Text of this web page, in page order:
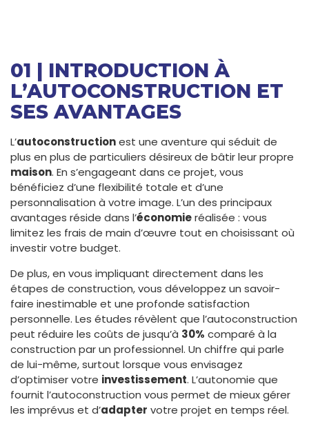
01 | INTRODUCTION À
L’AUTOCONSTRUCTION ET
SES AVANTAGES
L’autoconstructionest une aventure qui séduit de
plus en plus de particuliers désireux de bâtir leur propre
maison. En s’engageant dans ce projet, vous
bénéficiez d’une flexibilité totale et d’une
personnalisation à votre image. L’un des principaux
avantages réside dans l’économieréalisée : vous
limitez les frais de main d’œuvre tout en choisissant où
investir votre budget.
De plus, en vous impliquant directement dans les
étapes de construction, vous développez un savoir-
faire inestimable et une profonde satisfaction
personnelle. Les études révèlent que l’autoconstruction
peut réduire les coûts de jusqu’à 30% comparé à la
construction par un professionnel. Un chiffre qui parle
de lui-même, surtout lorsque vous envisagez
d’optimiser votre investissement. L’autonomie que
fournit l’autoconstruction vous permet de mieux gérer
les imprévus et d’adapter votre projet en temps réel.